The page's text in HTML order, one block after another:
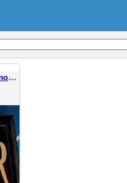
Le dernier pub avant la fin du monde